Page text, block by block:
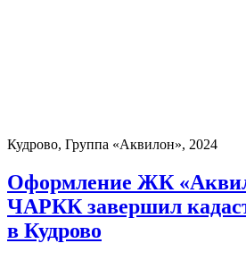
Кудрово, Группа «Аквилон», 2024
Оформление ЖК
ЧАРКК завершил
в Кудрово